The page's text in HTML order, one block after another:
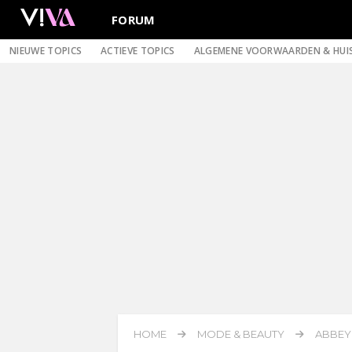
FORUM
NIEUWE TOPICS ACTIEVE TOPICS ALGEMENE VOORWAARDEN &
HOME MODE & BEAUTY ABBEY